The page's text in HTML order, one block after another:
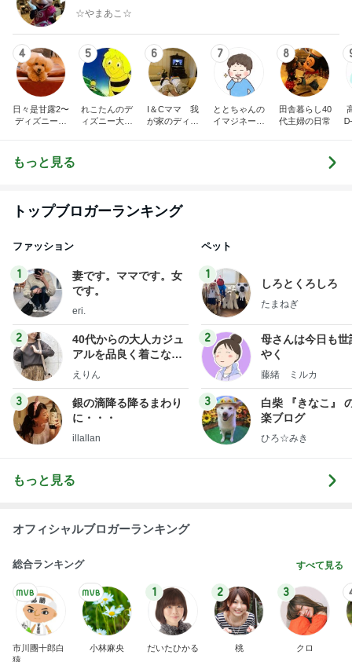
☆やまあこ☆
4
日々是甘露2〜
ディズニー風
5
れこたんのデ
ィズニー大好
6
I＆Cママ 我
が家のディズ
7
ととちゃんの
イマジネーシ
8
田舎暮らし40
代主婦の日常
もっと見る
トップブロガーランキング
ファッション
1
妻です。ママです。女
です。
eri.
2
40代からの大人カジュ
アルを品良く着こなす
ファッションブログ
えりん
3
銀の滴降る降るまわり
に・・・
illallan
ペット
1
しろとくろしろ
たまねぎ
2
母さんは今日も世
やく
藤緒 ミルカ
3
白柴 『きなこ』
楽ブログ
ひろ☆みき
もっと見る
オフィシャルブロガーランキング
総合ランキング すべて見る
市川團十郎白
猿
小林麻央
1
だいたひかる
2
桃
3
クロ